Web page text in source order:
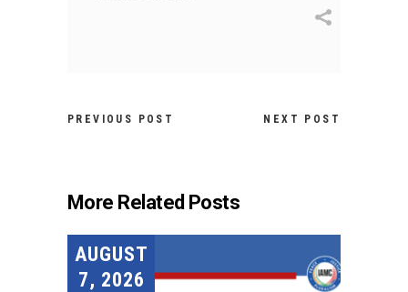
PREVIOUS POST NEXT POST
More Related Posts
AUGUST
7, 2026